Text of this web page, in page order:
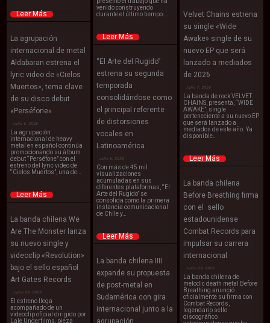
Leer Más
venido construyendo
durante el último tiempo….
Leer Más
Velvet Chains estrena
su single «Wide
Awake» single de su
nuevo EP que será
lanzado a mediados
de 2026
Julio 7, 2026
La banda de rock VELVET
CHAINS, presenta, “WIDE
AWAKE”, single
perteneciente a su nuevo EP
que será lanzado a
mediados de este año. Ya
disponible…
Leer Más
La agrupación
internacional de metal
Aldabaran estrena el
lyric video de «Cielos
Muertos», tema clave
de su disco debut
«Perséfone»
Julio 6, 2026
La agrupación
internacional de heavy
metal en español continúa
promocionando su álbum
debut “Perséfone” con el
estreno del lyric video de
“Cielos Muertos”, una de…
Leer Más
“El Arte del Rugido”
estrena su segunda
temporada
consolidándose como
el principal referente
de distorsiones
vocales en
Latinoamérica
Julio 6, 2026
Con más de 45 mil
visualizaciones
acumuladas en sus
diferentes plataformas, “El
Arte del Rugido” se
consolida como la primera
instancia comunicacional
de Chile y…
Leer Más
La banda chilena
Before Breathing firma
con el sello
estadounidense
Combat Records para
impulsar su carrera
internacional
Junio 29, 2026
La banda chilena de
melodic death metal Before
Breathing anunció
oficialmente su firma con
Combat Records,
legendario sello
discográfico
La banda chilena We
Are The Monster lanza
su nuevo single y
videoclip «Revolution»
bajo el sello español
Art Gates Records
Junio 29, 2026
El estreno llega
acompañado de un
videoclip oficial dirigido por
Lale Underfilms, pieza
La banda chilena IIII
expande su propuesta
de post-metal en
Sudamérica con gira
internacional junto a la
agrupación